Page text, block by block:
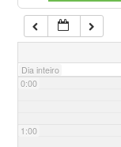
Dia inteiro
0:00
1:00